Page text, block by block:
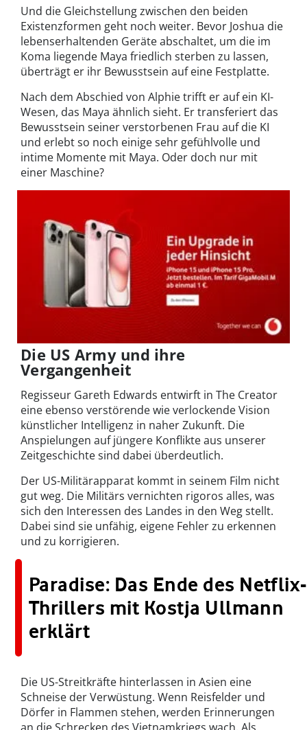
Und die Gleichstellung zwischen den beiden
Existenzformen geht noch weiter. Bevor Joshua die
lebenserhaltenden Geräte abschaltet, um die im
Koma liegende Maya friedlich sterben zu lassen,
überträgt er ihr Bewusstsein auf eine Festplatte.
Nach dem Abschied von Alphie trifft er auf ein KI-
Wesen, das Maya ähnlich sieht. Er transferiert das
Bewusstsein seiner verstorbenen Frau auf die KI
und erlebt so noch einige sehr gefühlvolle und
intime Momente mit Maya. Oder doch nur mit
einer Maschine?
Die US Army und ihre
Vergangenheit
Regisseur Gareth Edwards entwirft in The Creator
eine ebenso verstörende wie verlockende Vision
künstlicher Intelligenz in naher Zukunft. Die
Anspielungen auf jüngere Konflikte aus unserer
Zeitgeschichte sind dabei überdeutlich.
Der US-Militärapparat kommt in seinem Film nicht
gut weg. Die Militärs vernichten rigoros alles, was
sich den Interessen des Landes in den Weg stellt.
Dabei sind sie unfähig, eigene Fehler zu erkennen
und zu korrigieren.
Paradise: Das Ende des Netflix-
Thrillers mit Kostja Ullmann
erklärt
Die US-Streitkräfte hinterlassen in Asien eine
Schneise der Verwüstung. Wenn Reisfelder und
Dörfer in Flammen stehen, werden Erinnerungen